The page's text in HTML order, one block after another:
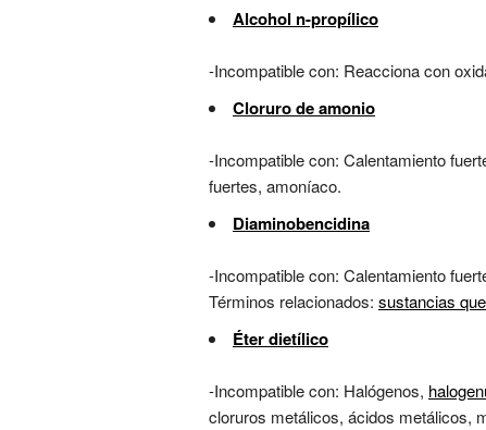
Alcohol n-propílico
-Incompatible con: Reacciona con
Cloruro de amonio
-Incompatible con: Calentamiento
fuertes, amoníaco.
Diaminobencidina
-Incompatible con: Calentamiento
Términos relacionados: sustancias
Éter dietílico
-Incompatible con: Halógenos,
cloruros metálicos, ácidos metálicos,